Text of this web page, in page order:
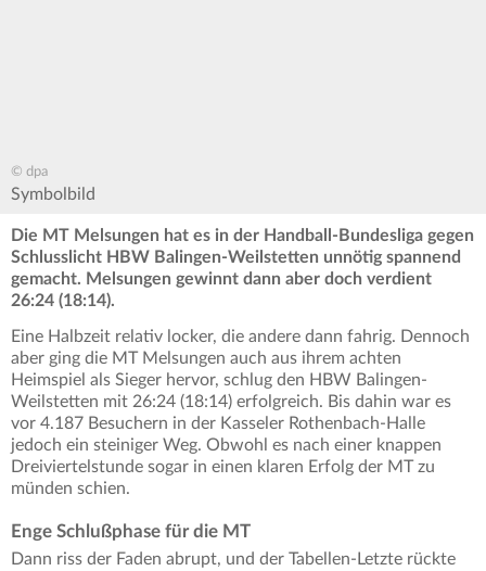
© dpa
Symbolbild
Die MT Melsungen hat es in der Handball-Bundesliga gegen
Schlusslicht HBW Balingen-Weilstetten unnötig spannend
gemacht. Melsungen gewinnt dann aber doch verdient
26:24 (18:14).
Eine Halbzeit relativ locker, die andere dann fahrig. Dennoch
aber ging die MT Melsungen auch aus ihrem achten
Heimspiel als Sieger hervor, schlug den HBW Balingen-
Weilstetten mit 26:24 (18:14) erfolgreich. Bis dahin war es
vor 4.187 Besuchern in der Kasseler Rothenbach-Halle
jedoch ein steiniger Weg. Obwohl es nach einer knappen
Dreiviertelstunde sogar in einen klaren Erfolg der MT zu
münden schien.
Enge Schlußphase für die MT
Dann riss der Faden abrupt, und der Tabellen-Letzte rückte